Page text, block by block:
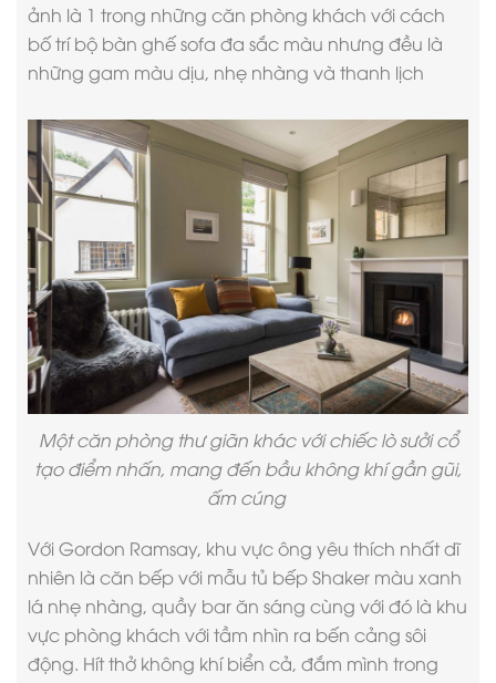
ảnh là 1 trong những căn phòng khách với cách
bố trí bộ bàn ghế sofa đa sắc màu nhưng đều là
những gam màu dịu, nhẹ nhàng và thanh lịch
Một căn phòng thư giãn khác với chiếc lò sưởi cổ
tạo điểm nhấn, mang đến bầu không khí gần gũi,
ấm cúng
Với Gordon Ramsay, khu vực ông yêu thích nhất dĩ
nhiên là căn bếp với mẫu tủ bếp Shaker màu xanh
lá nhẹ nhàng, quầy bar ăn sáng cùng với đó là khu
vực phòng khách với tầm nhìn ra bến cảng sôi
động. Hít thở không khí biển cả, đắm mình trong